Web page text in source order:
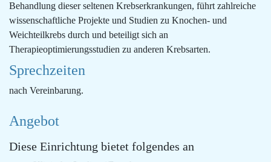
Behandlung dieser seltenen Krebserkrankungen, führt zahlreiche
wissenschaftliche Projekte und Studien zu Knochen- und
Weichteilkrebs durch und beteiligt sich an
Therapieoptimierungsstudien zu anderen Krebsarten.
Sprechzeiten
nach Vereinbarung.
Angebot
Diese Einrichtung bietet folgendes an